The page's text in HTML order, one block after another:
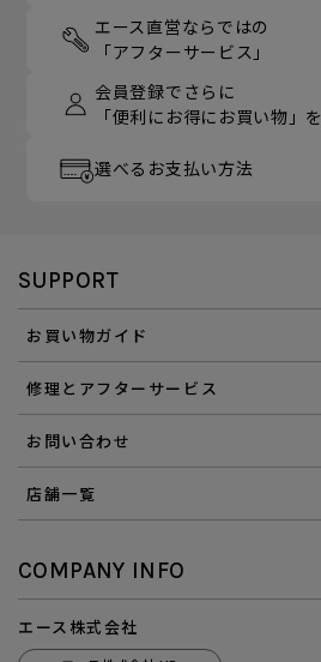
エース直営ならではの
「アフターサービス」
会員登録でさらに
「便利にお得にお買い物」を
選べるお支払い方法
SUPPORT
お買い物ガイド
修理とアフターサービス
お問い合わせ
店舗一覧
COMPANY INFO
エース株式会社